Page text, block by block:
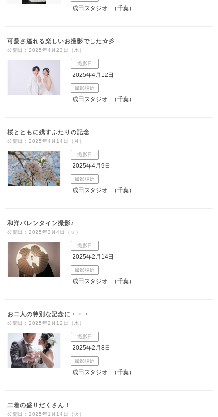
成田スタジオ （千葉）
可愛さ溢れる楽しいお撮影でした☆彡
公開日：2025年4月23日（水）
撮影日
2025年4月12日
撮影場所
成田スタジオ （千葉）
桜とともに残すふたりの記念
公開日：2025年4月14日（月）
撮影日
2025年4月9日
撮影場所
成田スタジオ （千葉）
和洋バレンタイン撮影♪
公開日：2025年3月4日（火）
撮影日
2025年2月14日
撮影場所
成田スタジオ （千葉）
お二人の特別な記念に・・・
公開日：2025年2月12日（水）
撮影日
2025年2月8日
撮影場所
成田スタジオ （千葉）
二着の盛りだくさん！
公開日：2025年1月14日（火）